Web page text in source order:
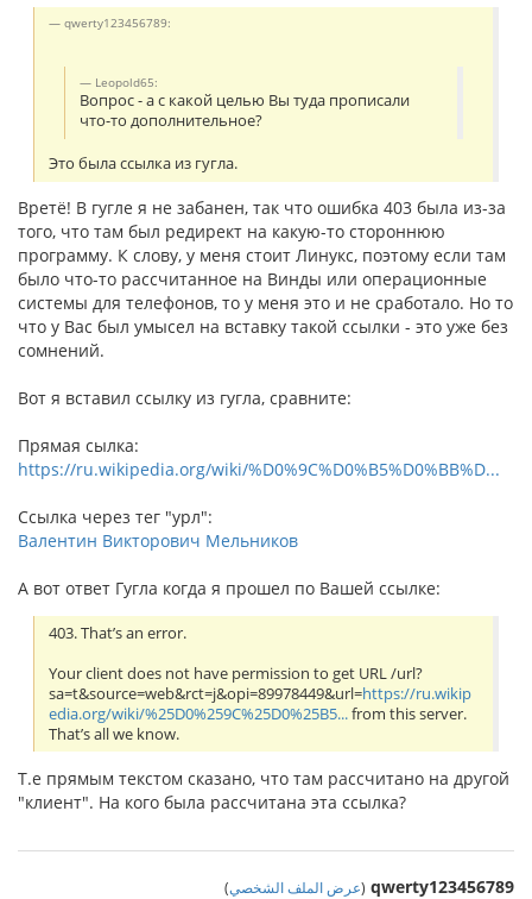
qwerty123456789:
Leopold65:
Вопрос - а с какой целью Вы туда прописали
что-то дополнительное?
Это была ссылка из гугла.
Вретё! В гугле я не забанен, так что ошибка 403 была из-за
того, что там был редирект на какую-то стороннюю
программу. К слову, у меня стоит Линукс, поэтому если там
было что-то рассчитанное на Винды или операционные
системы для телефонов, то у меня это и не сработало. Но то
что у Вас был умысел на вставку такой ссылки - это уже без
сомнений.
Вот я вставил ссылку из гугла, сравните:
Прямая сылка:
https://ru.wikipedia.org/wiki/%D0%9C%D0%B5%D0%BB%D...
Ссылка через тег "урл":
Валентин Викторович Мельников
А вот ответ Гугла когда я прошел по Вашей ссылке:
403. That’s an error.
Your client does not have permission to get URL /url?
sa=t&source=web&rct=j&opi=89978449&url=https://ru.wikip
edia.org/wiki/%25D0%259C%25D0%25B5...from this server.
That’s all we know.
Т.е прямым текстом сказано, что там рассчитано на другой
"клиент". На кого была рассчитана эта ссылка?
qwerty123456789
(عرض الملف الشخصي)